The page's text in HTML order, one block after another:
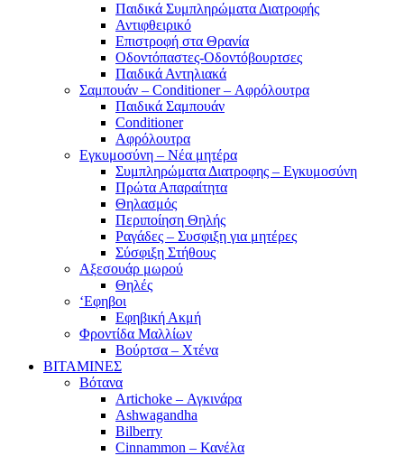
Παιδικά Συμπληρώματα Διατροφής
Αντιφθειρικό
Επιστροφή στα Θρανία
Οδοντόπαστες-Οδοντόβουρτσες
Παιδικά Αντηλιακά
Σαμπουάν – Conditioner – Αφρόλουτρα
Παιδικά Σαμπουάν
Conditioner
Αφρόλουτρα
Εγκυμοσύνη – Νέα μητέρα
Συμπληρώματα Διατροφης – Εγκυμοσύνη
Πρώτα Απαραίτητα
Θηλασμός
Περιποίηση Θηλής
Ραγάδες – Συσφιξη για μητέρες
Σύσφιξη Στήθους
Αξεσουάρ μωρού
Θηλές
‘Εφηβοι
Εφηβική Ακμή
Φροντίδα Μαλλίων
Βούρτσα – Χτένα
ΒΙΤΑΜΙΝΕΣ
Βότανα
Artichoke – Αγκινάρα
Ashwagandha
Bilberry
Cinnammon – Κανέλα